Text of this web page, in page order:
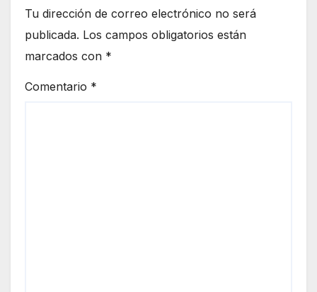
Tu dirección de correo electrónico no será
publicada. Los campos obligatorios están
marcados con *
Comentario *